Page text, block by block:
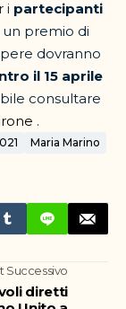
i partecipanti
un premio di
dovranno
il 15 aprile
consultare
.
Maria Marino
Successivo
diretti